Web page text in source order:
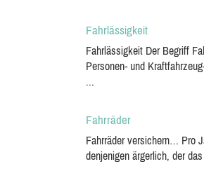
Fahrlässigkeit
Fahrlässigkeit Der Begriff
Personen- und
...
Fahrräder
Fahrräder versichern… Pro
denjenigen ärgerlich, der